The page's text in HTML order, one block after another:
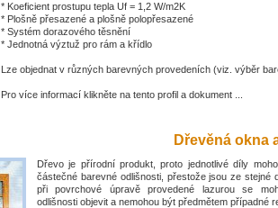
* Koeficient prostupu tepla Uf = 1,2 W/m2K
* Plošně přesazené a plošně polopřesazené
* Systém dorazového těsnění
* Jednotná výztuž pro rám a křídlo
Lze objednat v různých barevných provedeních (viz. výběr
Pro více informací klikněte na tento profil a dokument ...
Dřevěná okna
Dřevo je přírodní produkt, proto jednotlivé díly
částečné barevné odlišnosti, přestože jsou ze stejné
při povrchové úpravě provedené lazurou se
odlišnosti objevit a nemohou být předmětem případné